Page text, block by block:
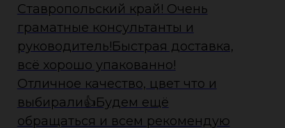
Ставропольский край! Очень
граматные консультанты и
руководитель!Быстрая доставка,
всё хорошо упакованно!
Отличное качество, цвет что и
выбирали👍Будем ещё
обращаться и всем рекомендую